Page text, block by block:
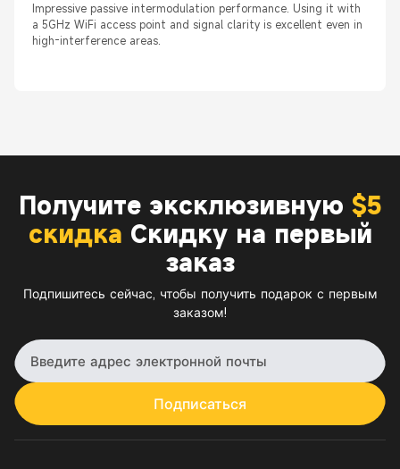
Impressive passive intermodulation performance. Using it with
a 5GHz WiFi access point and signal clarity is excellent even in
high-interference areas.
Получите эксклюзивную $5
скидка Скидку на первый
заказ
Подпишитесь сейчас, чтобы получить подарок с первым
заказом!
Подписаться